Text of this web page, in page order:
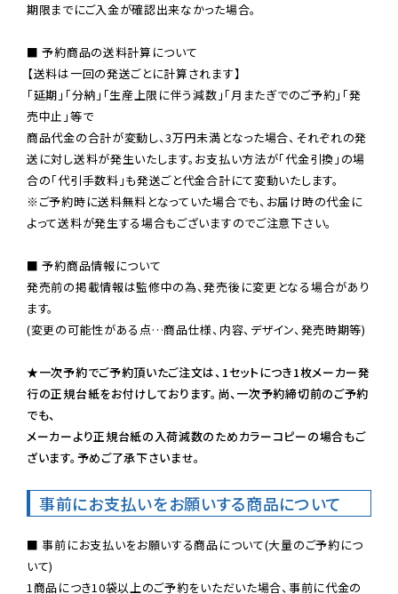
期限までにご入金が確認出来なかった場合。
■ 予約商品の送料計算について
【送料は一回の発送ごとに計算されます】
「延期」「分納」「生産上限に伴う減数」「月またぎでのご予約」「発
売中止」等で
商品代金の合計が変動し、3万円未満となった場合、それぞれの発
送に対し送料が発生いたします。お支払い方法が「代金引換」の場
※ご予約時に送料無料となっていた場合でも、お届け時の代金に
よって送料が発生する場合もございますのでご注意下さい。
■ 予約商品情報について
発売前の掲載情報は監修中の為、発売後に変更となる場合があり
ます。
(変更の可能性がある点…商品仕様、内容、デザイン、発売時期等)
★一次予約でご予約頂いたご注文は、1セットにつき1枚メーカー発
行の正規台紙をお付けしております。尚、一次予約締切前のご予約
でも、
メーカーより正規台紙の入荷減数のためカラーコピーの場合もご
ざいます。予めご了承下さいませ。
事前にお支払いをお願いする商品について
■ 事前にお支払いをお願いする商品について(大量のご予約につ
いて)
1商品につき10袋以上のご予約をいただいた場合、事前に代金の